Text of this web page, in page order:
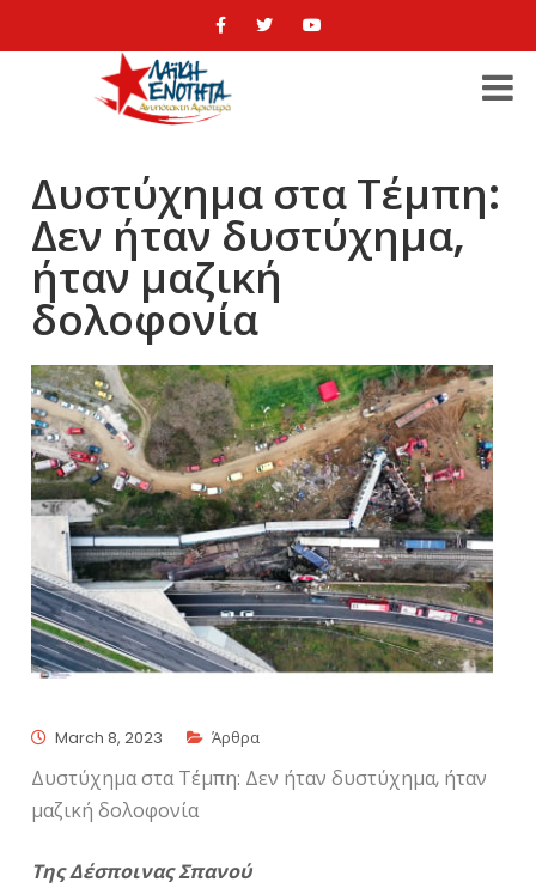
Δυστύχημα στα Τέμπη:
Δεν ήταν δυστύχημα,
ήταν μαζική
δολοφονία
March 8, 2023 Άρθρα
Δυστύχημα στα Τέμπη: Δεν ήταν δυστύχημα, ήταν
μαζική δολοφονία
Της Δέσποινας Σπανού